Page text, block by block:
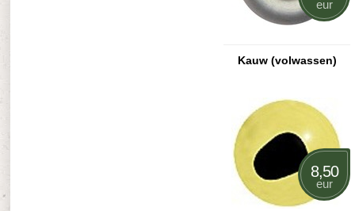
eur
Kauw (volwassen)
8,50
eur